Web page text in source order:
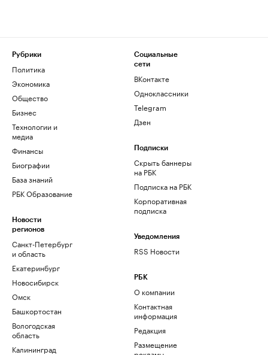
Рубрики
Политика
Экономика
Общество
Бизнес
Технологии и
медиа
Финансы
Биографии
База знаний
РБК Образование
Новости
регионов
Санкт-Петербург
и область
Екатеринбург
Новосибирск
Омск
Башкортостан
Вологодская
область
Калининград
Социальные
сети
ВКонтакте
Одноклассники
Telegram
Дзен
Подписки
Скрыть баннеры
на РБК
Подписка на РБК
Корпоративная
подписка
Уведомления
RSS Новости
РБК
О компании
Контактная
информация
Редакция
Размещение